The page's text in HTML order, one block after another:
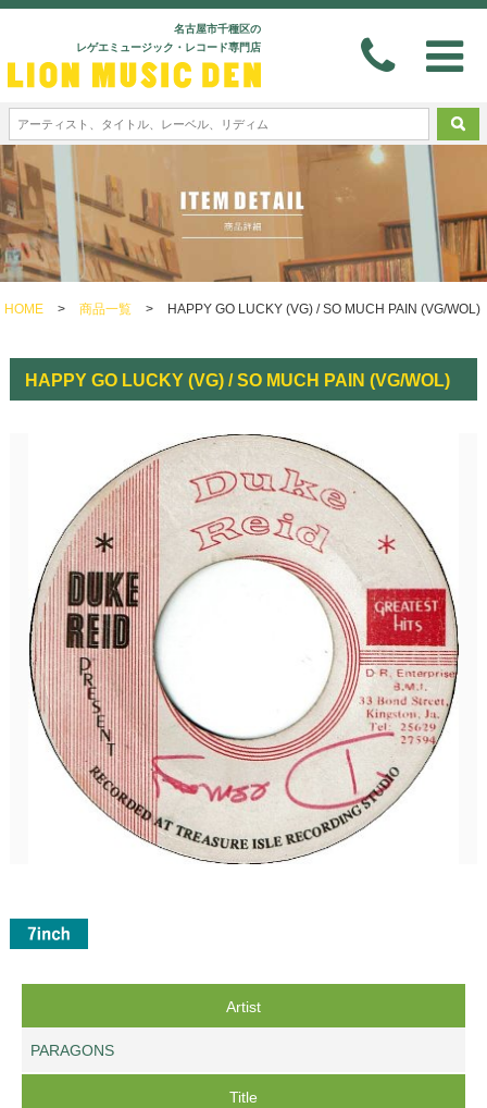
名古屋市千種区の
レゲエミュージック・レコード専門店
HOME > 商品一覧 > HAPPY GO LUCKY (VG) / SO MUCH PAIN (VG/WOL)
HAPPY GO LUCKY (VG) / SO MUCH PAIN (VG/WOL)
Artist
PARAGONS
Title